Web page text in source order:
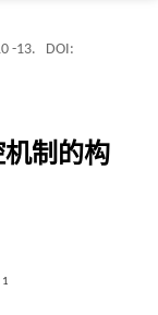
-13.
DOI:
制的构
1